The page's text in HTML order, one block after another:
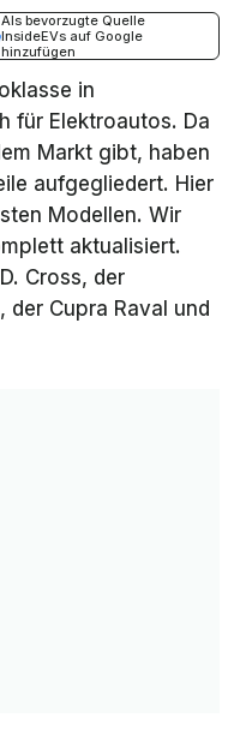
Als bevorzugte Quelle
InsideEVs auf Google
hinzufügen
in
für Elektroautos. Da
Markt gibt, haben
aufgegliedert. Hier
Modellen. Wir
aktualisiert.
Cross, der
der Cupra Raval und